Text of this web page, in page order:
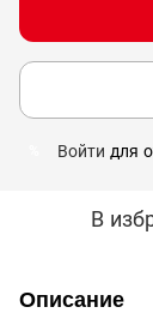
Войти для
В
Описание